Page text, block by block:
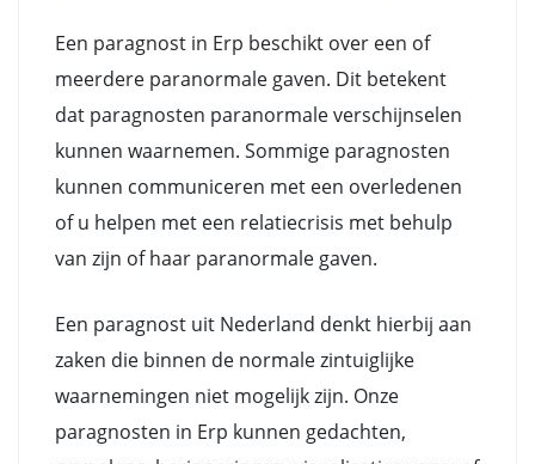
Een paragnost in Erp beschikt over een of
meerdere paranormale gaven. Dit betekent
dat paragnosten paranormale verschijnselen
kunnen waarnemen. Sommige paragnosten
kunnen communiceren met een overledenen
of u helpen met een relatiecrisis met behulp
van zijn of haar paranormale gaven.
Een paragnost uit Nederland denkt hierbij aan
zaken die binnen de normale zintuiglijke
waarnemingen niet mogelijk zijn. Onze
paragnosten in Erp kunnen gedachten,